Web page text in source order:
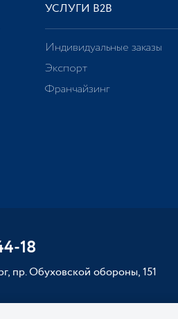
УСЛУГИ В2В
Индивидуальные заказы
Экспорт
Франчайзинг
18
пр. Обуховской обороны, 151